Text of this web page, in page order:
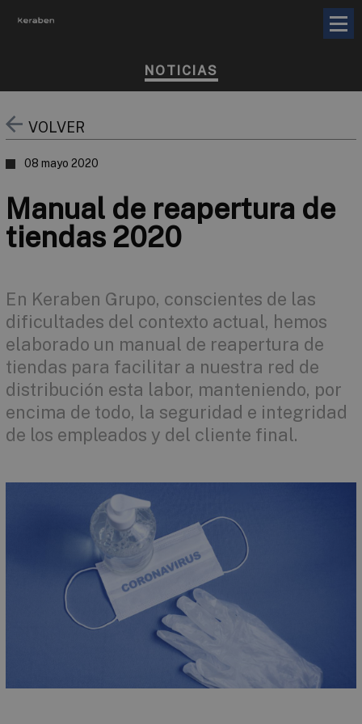
NOTICIAS
VOLVER
08 mayo 2020
Manual de reapertura de
tiendas 2020
En Keraben Grupo, conscientes de las
dificultades del contexto actual, hemos
elaborado un manual de reapertura de
tiendas para facilitar a nuestra red de
distribución esta labor, manteniendo, por
encima de todo, la seguridad e integridad
de los empleados y del cliente final.